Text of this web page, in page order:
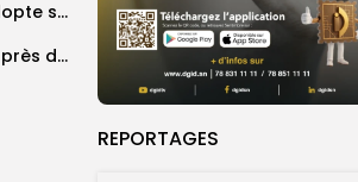
REPORTAGES
Politique de la jeunesse : la CEDEAO adopte son plan d’actions stratégiques...
Grand Magal de Touba : La CSU au plus près des pèlerins